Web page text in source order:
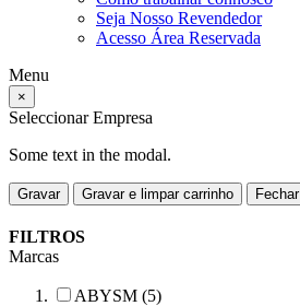
Seja Nosso Revendedor
Acesso Área Reservada
Menu
×
Seleccionar Empresa
Some text in the modal.
Gravar Gravar e limpar carrinho Fechar
FILTROS
Marcas
ABYSM (5)